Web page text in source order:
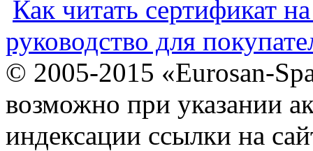
Как читать сертификат
руководство для
© 2005-2015 «Eurosan-
возможно при указании
индексации ссылки на